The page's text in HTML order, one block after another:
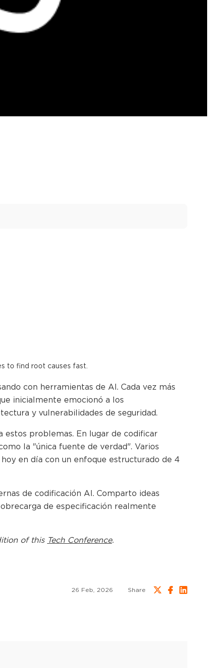
to find root causes fast.
con herramientas de AI. Cada vez más
inicialmente emocionó a los
y vulnerabilidades de seguridad.
problemas. En lugar de codificar
la "única fuente de verdad". Varios
en día con un enfoque estructurado de 4
de codificación AI. Comparto ideas
de especificación realmente
of this Tech Conference.
26 Feb, 2026 Share